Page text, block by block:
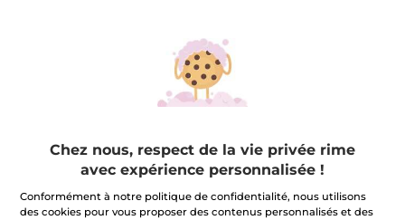
2411BF-NOV-MAINGIFT-BIS
★★★★★
★★★★★
Aucune
AJOUTER UN AVIS
Chez nous, respect de la vie privée rime
avec expérience personnalisée !
Conformément à notre politique de confidentialité, nous utilisons
des cookies pour vous proposer des contenus personnalisés et des